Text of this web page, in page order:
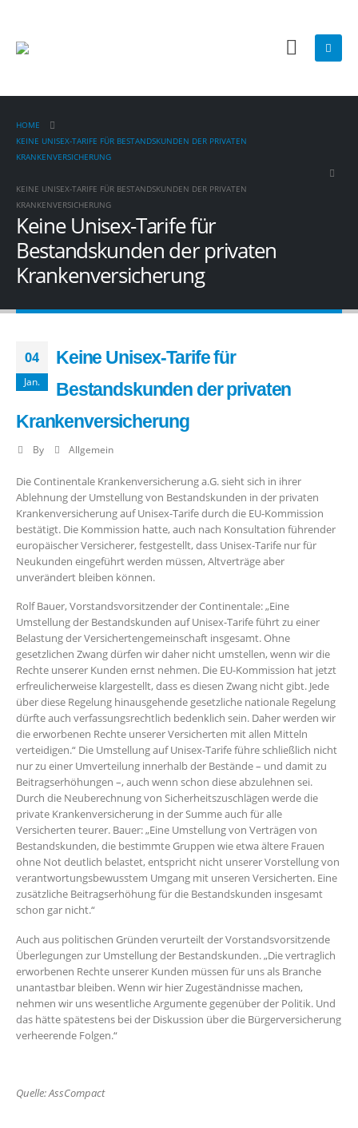
HOME
KEINE UNISEX-TARIFE FÜR BESTANDSKUNDEN DER PRIVATEN
KRANKENVERSICHERUNG
KEINE UNISEX-TARIFE FÜR BESTANDSKUNDEN DER PRIVATEN
KRANKENVERSICHERUNG
Keine Unisex-Tarife für
Bestandskunden der privaten
Krankenversicherung
04
Jan.
Keine Unisex-Tarife für
Bestandskunden der privaten
Krankenversicherung
By Allgemein
Die Continentale Krankenversicherung a.G. sieht sich in ihrer
Ablehnung der Umstellung von Bestandskunden in der privaten
Krankenversicherung auf Unisex-Tarife durch die EU-Kommission
bestätigt. Die Kommission hatte, auch nach Konsultation führender
europäischer Versicherer, festgestellt, dass Unisex-Tarife nur für
Neukunden eingeführt werden müssen, Altverträge aber
unverändert bleiben können.
Rolf Bauer, Vorstandsvorsitzender der Continentale: „Eine
Umstellung der Bestandskunden auf Unisex-Tarife führt zu einer
Belastung der Versichertengemeinschaft insgesamt. Ohne
gesetzlichen Zwang dürfen wir daher nicht umstellen, wenn wir die
Rechte unserer Kunden ernst nehmen. Die EU-Kommission hat jetzt
erfreulicherweise klargestellt, dass es diesen Zwang nicht gibt. Jede
über diese Regelung hinausgehende gesetzliche nationale Regelung
dürfte auch verfassungsrechtlich bedenklich sein. Daher werden wir
die erworbenen Rechte unserer Versicherten mit allen Mitteln
verteidigen.“ Die Umstellung auf Unisex-Tarife führe schließlich nicht
nur zu einer Umverteilung innerhalb der Bestände – und damit zu
Beitragserhöhungen –, auch wenn schon diese abzulehnen sei.
Durch die Neuberechnung von Sicherheitszuschlägen werde die
private Krankenversicherung in der Summe auch für alle
Versicherten teurer. Bauer: „Eine Umstellung von Verträgen von
Bestandskunden, die bestimmte Gruppen wie etwa ältere Frauen
ohne Not deutlich belastet, entspricht nicht unserer Vorstellung von
verantwortungsbewusstem Umgang mit unseren Versicherten. Eine
zusätzliche Beitragserhöhung für die Bestandskunden insgesamt
schon gar nicht.“
Auch aus politischen Gründen verurteilt der Vorstandsvorsitzende
Überlegungen zur Umstellung der Bestandskunden. „Die vertraglich
erworbenen Rechte unserer Kunden müssen für uns als Branche
unantastbar bleiben. Wenn wir hier Zugeständnisse machen,
nehmen wir uns wesentliche Argumente gegenüber der Politik. Und
das hätte spätestens bei der Diskussion über die Bürgerversicherung
verheerende Folgen.“
Quelle: AssCompact